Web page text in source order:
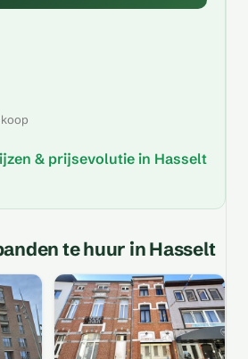
& prijsevolutie in Hasselt
te huur in Hasselt